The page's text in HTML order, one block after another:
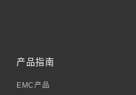
产品指南
EMC产品